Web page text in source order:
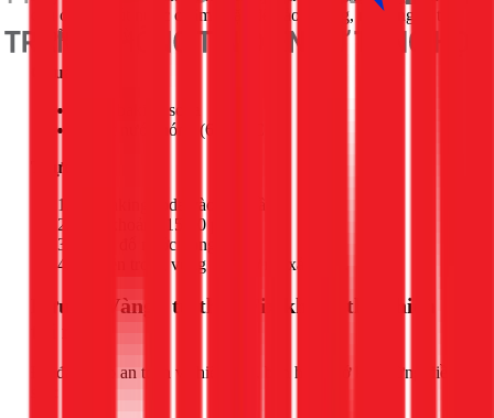
cầu chỉ hơi rút nước chậm hoặc để bảo dưỡng, ngăn ngừa tắc
nghẽn định kỳ.
Chuẩn bị:
1 cốc baking soda
2-3 lít nước nóng (60-70°C)
Thực hiện:
Đổ baking soda vào bồn cầu.
Chờ khoảng 15-20 phút.
Từ từ đổ nước nóng vào.
Để yên trong vòng 1-2 giờ rồi xả nước.
Lưu ý "Vàng" từ thợ 1Fix khi tự thực hiện
Để đảm bảo an toàn và hiệu quả, bạn hãy nhớ kỹ những điều